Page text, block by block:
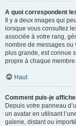
A quoi correspondent
Il y a deux images qui
lorsque vous consultez
associée à votre rang,
nombre de messages ou
plus grande, est connue
propre à chaque membre.
Haut
Comment puis-je
Depuis votre panneau
un avatar en utilisant
galerie, distant ou